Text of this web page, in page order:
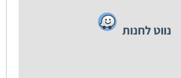
נווט לחנות